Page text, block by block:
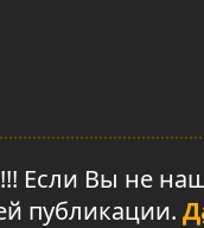
Вы не
публикации.